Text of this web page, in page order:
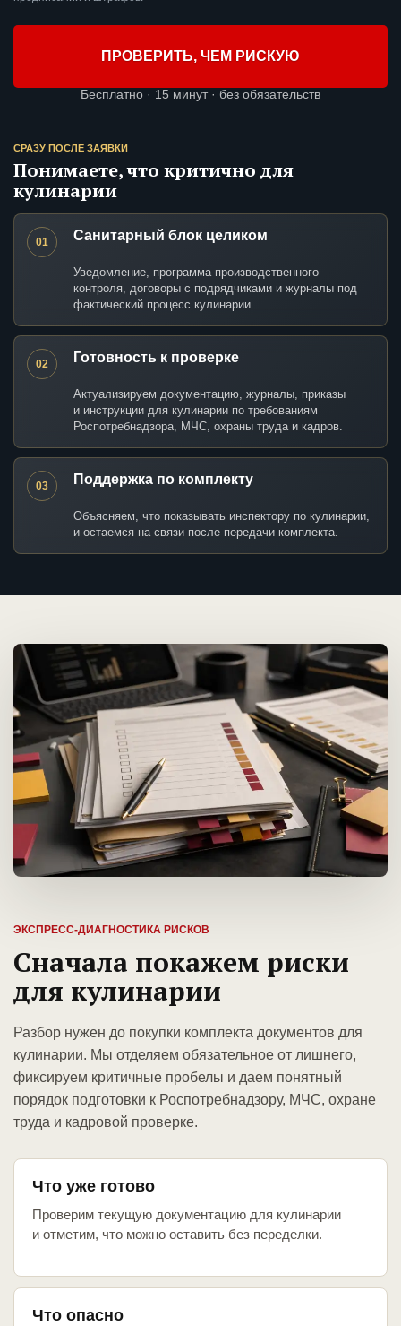
ПРОВЕРИТЬ, ЧЕМ РИСКУЮ
Бесплатно · 15 минут · без обязательств
СРАЗУ ПОСЛЕ ЗАЯВКИ
Понимаете, что критично для
кулинарии
01 Санитарный блок целиком
Уведомление, программа производственного
контроля, договоры с подрядчиками и журналы под
фактический процесс кулинарии.
02 Готовность к проверке
Актуализируем документацию, журналы, приказы
и инструкции для кулинарии по требованиям
Роспотребнадзора, МЧС, охраны труда и кадров.
03 Поддержка по комплекту
Объясняем, что показывать инспектору по кулинарии,
и остаемся на связи после передачи комплекта.
ЭКСПРЕСС-ДИАГНОСТИКА РИСКОВ
Сначала покажем риски
для кулинарии
Разбор нужен до покупки комплекта документов для
кулинарии. Мы отделяем обязательное от лишнего,
фиксируем критичные пробелы и даем понятный
порядок подготовки к Роспотребнадзору, МЧС, охране
труда и кадровой проверке.
Что уже готово
Проверим текущую документацию для кулинарии
и отметим, что можно оставить без переделки.
Что опасно